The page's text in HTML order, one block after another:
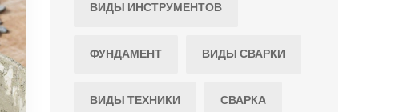
ВИДЫ ИНСТРУМЕНТОВ
ФУНДАМЕНТ ВИДЫ СВАРКИ
ВИДЫ ТЕХНИКИ СВАРКА